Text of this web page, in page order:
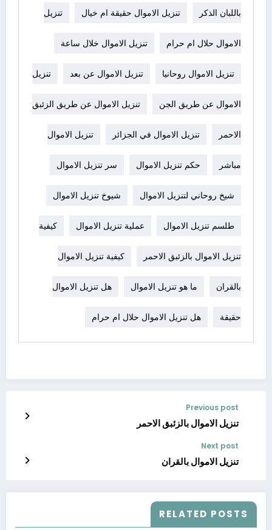
باللبان الذكر تنزيل الاموال حقيقة ام خيال تنزيل
الاموال حلال ام حرام تنزيل الاموال خلال ساعة
تنزيل الاموال روحانيا تنزيل الاموال عن بعد تنزيل
الاموال عن طريق الجن تنزيل الاموال عن طريق الزئبق
الاحمر تنزيل الاموال في الجزائر تنزيل الاموال
مباشر حكم تنزيل الاموال سر تنزيل الاموال
شيخ روحاني لتنزيل الاموال شيوخ تنزيل الاموال
طلسم تنزيل الاموال عملية تنزيل الاموال كيفية
تنزيل الاموال بالزئبق الاحمر كيفية تنزيل الاموال
بالقران ما هو تنزيل الاموال هل تنزيل الاموال
حقيقة هل تنزيل الاموال حلال ام حرام
Previous post
تنزيل الاموال بالزئبق الاحمر
Next post
تنزيل الاموال بالقران
RELATED POSTS